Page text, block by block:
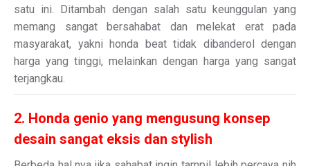
satu ini. Ditambah dengan salah satu keunggulan yang
memang sangat bersahabat dan melekat erat pada
masyarakat, yakni honda beat tidak dibanderol dengan
harga yang tinggi, melainkan dengan harga yang sangat
terjangkau.
2. Honda genio yang mengusung konsep
desain sangat eksis dan stylish